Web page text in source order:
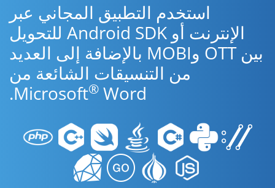
استخدم التطبيق المجاني عبر
الإنترنت أو Android SDK للتحويل
بين OTT وMOBI بالإضافة إلى العديد
من التنسيقات الشائعة من
Microsoft® Word.